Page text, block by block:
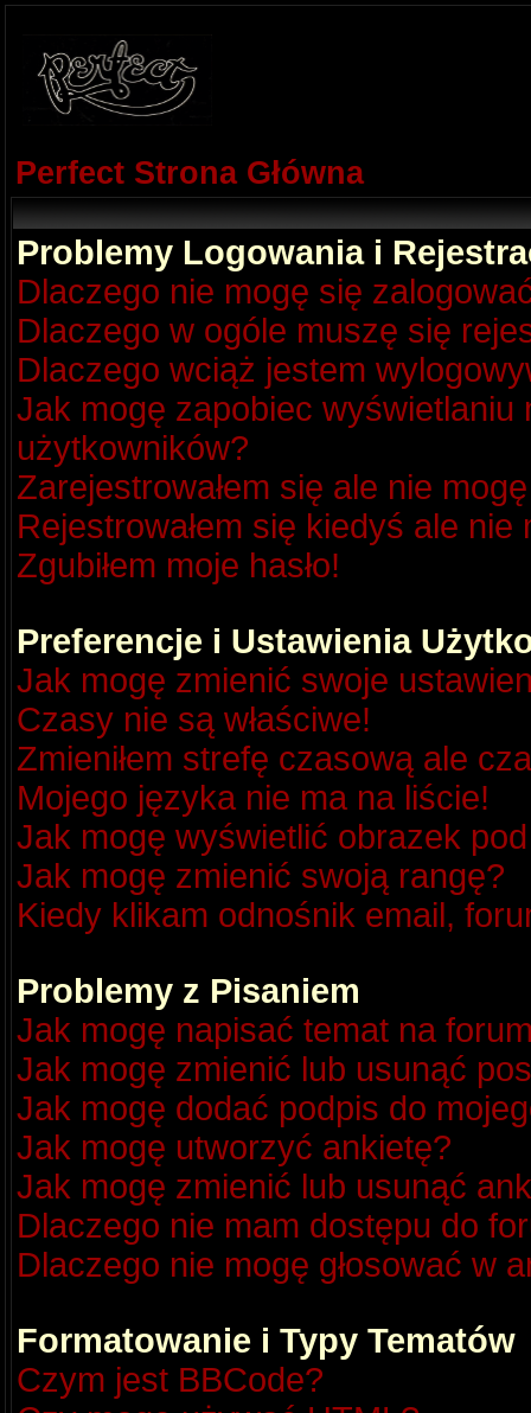
Perfect Strona Główna
Problemy Logowania i
Dlaczego nie mogę się
Dlaczego w ogóle muszę się
Dlaczego wciąż jestem
Jak mogę zapobiec
użytkowników?
Zarejestrowałem się ale nie
Rejestrowałem się kiedyś ale
Zgubiłem moje hasło!
Preferencje i Ustawienia
Jak mogę zmienić swoje
Czasy nie są właściwe!
Zmieniłem strefę czasową ale
Mojego języka nie ma na liście!
Jak mogę wyświetlić obrazek
Jak mogę zmienić swoją rangę?
Kiedy klikam odnośnik email,
Problemy z Pisaniem
Jak mogę napisać temat na
Jak mogę zmienić lub usunąć
Jak mogę dodać podpis do
Jak mogę utworzyć ankietę?
Jak mogę zmienić lub usunąć
Dlaczego nie mam dostępu do
Dlaczego nie mogę głosować w
Formatowanie i Typy Tematów
Czym jest BBCode?